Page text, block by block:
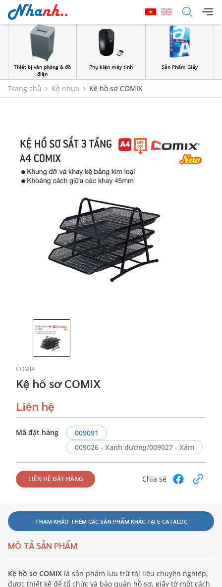
Thiết bị văn phòng & đồ
điện
Phụ kiện máy tính Sản Phẩm Giấy
Trang chủ Kệ nhựa Kệ hồ sơ COMIX
COMIX
Kệ hồ sơ COMIX
Liên hệ
Mã đặt hàng
009091
009026 - Xanh dương/009027 - Xám
LIÊN HỆ ĐẶT HÀNG Chia sẻ
THAM KHẢO THÊM CÁC SẢN PHẨM KHÁC TẠI E-CATALOG
MÔ TẢ SẢN PHẨM
Kệ hồ sơ COMIX là sản phẩm lưu trữ tài liệu chuyên nghiệp,
được thiết kế để tổ chức và bảo quản hồ sơ, giấy tờ một cách